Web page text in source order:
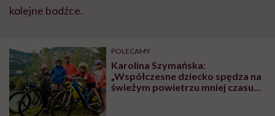
kolejne bodźce.
POLECAMY
Karolina Szymańska:
„Współczesne dziecko spędza na
świeżym powietrzu mniej czasu